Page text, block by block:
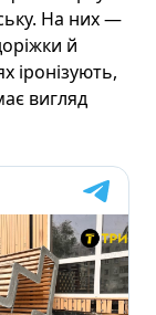
На них —
й
іронізують,
вигляд